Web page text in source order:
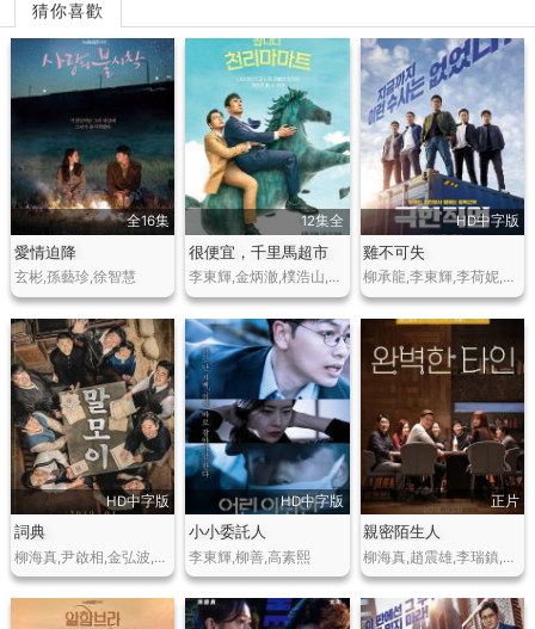
猜你喜歡
全16集
愛情迫降
玄彬,孫藝珍,徐智慧
12集全
很便宜，千里馬超市
李東輝,金炳澈,樸浩山,李順載,鄭惠成,曹承希,妍雨,鄭敏聖,金浩英,姜宏碩
HD中字版
雞不可失
柳承龍,李東輝,李荷妮,陳善圭,申河均
HD中字版
詞典
柳海真,尹啟相,金弘波,禹賢,金太勳
HD中字版
小小委託人
李東輝,柳善,高素熙
正片
親密陌生人
柳海真,趙震雄,李瑞鎮,廉晶雅,金智秀